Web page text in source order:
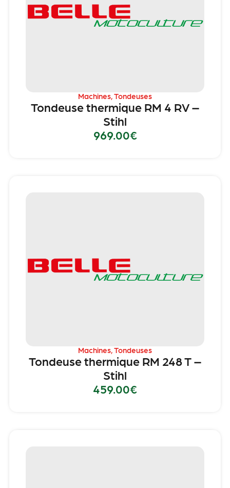
Machines,Tondeuses
Tondeuse thermique RM 4 RV –
Stihl
969.00€
Machines,Tondeuses
Tondeuse thermique RM 248 T –
Stihl
459.00€